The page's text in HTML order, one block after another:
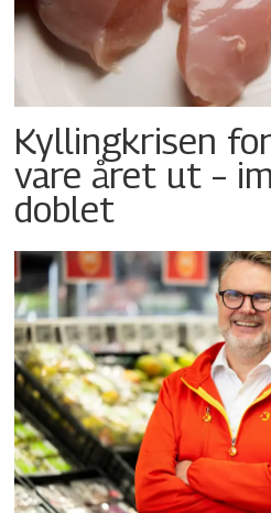
Kyllingkrisen
vare året ut –
doblet